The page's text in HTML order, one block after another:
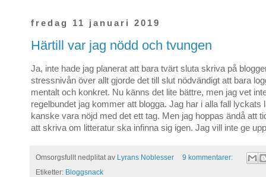
fredag 11 januari 2019
Härtill var jag nödd och tvungen
Ja, inte hade jag planerat att bara tvärt sluta skriva på
stressnivån över allt gjorde det till slut nödvändigt att bara
mentalt och konkret. Nu känns det lite bättre, men jag vet
regelbundet jag kommer att blogga. Jag har i alla fall lyckats
kanske vara nöjd med det ett tag. Men jag hoppas ändå att
att skriva om litteratur ska infinna sig igen. Jag vill inte ge
Omsorgsfullt nedplitat av Lyrans Noblesser
9 kommentarer:
Etiketter: Bloggsnack